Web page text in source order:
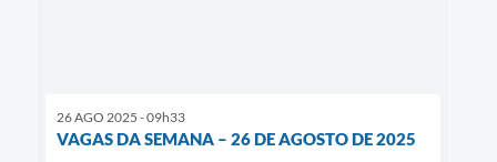
26 AGO 2025 - 09h33
VAGAS DA SEMANA – 26 DE AGOSTO DE 2025